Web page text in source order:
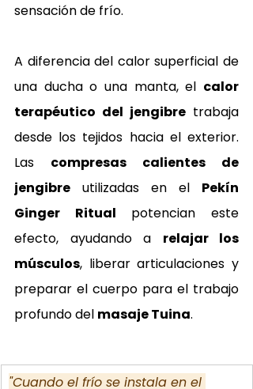
sensación de frío.
A diferencia del calor superficial de
una ducha o una manta, el calor
terapéutico del jengibre trabaja
desde los tejidos hacia el exterior.
Las compresas calientes de
jengibre utilizadas en el Pekín
Ginger Ritual potencian este
efecto, ayudando a relajar los
músculos, liberar articulaciones y
preparar el cuerpo para el trabajo
profundo del masaje Tuina.
"Cuando el frío se instala en el